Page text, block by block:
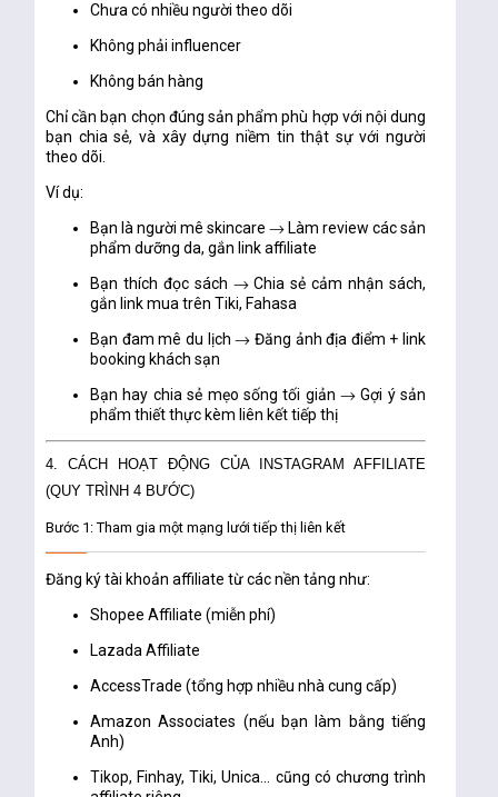
Chưa có nhiều người theo dõi
Không phải influencer
Không bán hàng
Chỉ cần bạn chọn đúng sản phẩm phù hợp với nội dung
bạn chia sẻ, và xây dựng niềm tin thật sự với người
theo dõi.
Ví dụ:
Bạn là người mê skincare → Làm review các sản
phẩm dưỡng da, gắn link affiliate
Bạn thích đọc sách → Chia sẻ cảm nhận sách,
gắn link mua trên Tiki, Fahasa
Bạn đam mê du lịch → Đăng ảnh địa điểm + link
booking khách sạn
Bạn hay chia sẻ mẹo sống tối giản → Gợi ý sản
phẩm thiết thực kèm liên kết tiếp thị
4. CÁCH HOẠT ĐỘNG CỦA INSTAGRAM AFFILIATE
(QUY TRÌNH 4 BƯỚC)
Bước 1: Tham gia một mạng lưới tiếp thị liên kết
Đăng ký tài khoản affiliate từ các nền tảng như:
Shopee Affiliate (miễn phí)
Lazada Affiliate
AccessTrade (tổng hợp nhiều nhà cung cấp)
Amazon Associates (nếu bạn làm bằng tiếng
Anh)
Tikop, Finhay, Tiki, Unica…
cũng có chương trình